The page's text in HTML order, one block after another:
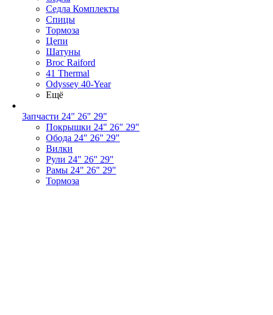
Седла Комплекты
Спицы
Тормоза
Цепи
Шатуны
Broc Raiford
41 Thermal
Odyssey 40-Year
Ещё
Запчасти 24" 26" 29"
Покрышки 24" 26" 29"
Обода 24" 26" 29"
Вилки
Рули 24" 26" 29"
Рамы 24" 26" 29"
Тормоза